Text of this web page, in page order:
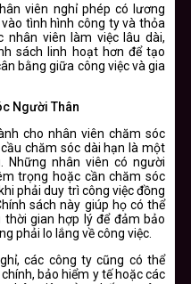
viên nghỉ phép có lương
tình hình công ty và thỏa
nhân viên làm việc lâu dài,
sách linh hoạt hơn để tạo
bằng giữa công việc và gia
Người Thân
cho nhân viên chăm sóc
chăm sóc dài hạn là một
Những nhân viên có người
trọng hoặc cần chăm sóc
phải duy trì công việc đồng
sách này giúp họ có thể
gian hợp lý để đảm bảo
phải lo lắng về công việc.
các công ty cũng có thể
bảo hiểm y tế hoặc các